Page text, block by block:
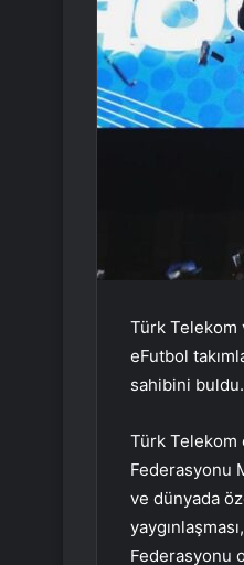
Türk Telekom
eFutbol
sahibini
Türk Telekom
Federasyonu
ve dünyada
Federasyonu